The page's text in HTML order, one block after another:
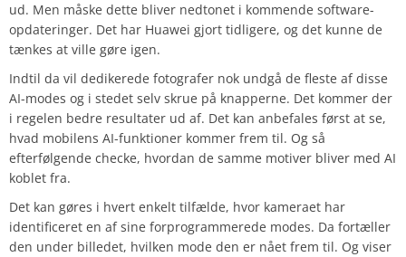
ud. Men måske dette bliver nedtonet i kommende software-
opdateringer. Det har Huawei gjort tidligere, og det kunne de
tænkes at ville gøre igen.
Indtil da vil dedikerede fotografer nok undgå de fleste af disse
AI-modes og i stedet selv skrue på knapperne. Det kommer der
i regelen bedre resultater ud af. Det kan anbefales først at se,
hvad mobilens AI-funktioner kommer frem til. Og så
efterfølgende checke, hvordan de samme motiver bliver med AI
koblet fra.
Det kan gøres i hvert enkelt tilfælde, hvor kameraet har
identificeret en af sine forprogrammerede modes. Da fortæller
den under billedet, hvilken mode den er nået frem til. Og viser